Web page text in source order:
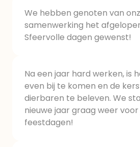
We hebben genoten van
samenwerking het
Sfeervolle dagen gewenst!
Na een jaar hard werken, is
even bij te komen en de
dierbaren te beleven. We
nieuwe jaar graag weer voor
feestdagen!